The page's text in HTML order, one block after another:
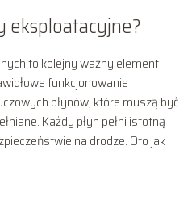
eksploatacyjne?
to kolejny ważny element
funkcjonowanie
płynów, które muszą być
Każdy płyn pełni istotną
na drodze. Oto jak